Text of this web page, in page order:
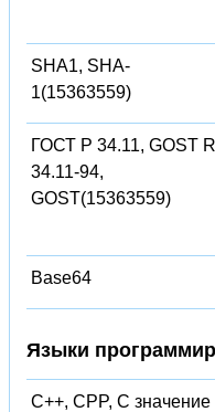
SHA1, SHA-
1(15363559)
ГОСТ Р 34.11, GOST R
34.11-94,
GOST(15363559)
Base64
Языки
C++, CPP, C значение